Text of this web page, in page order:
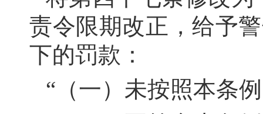
责令限期改正，给予
下的罚款：
“（一）未按照本条